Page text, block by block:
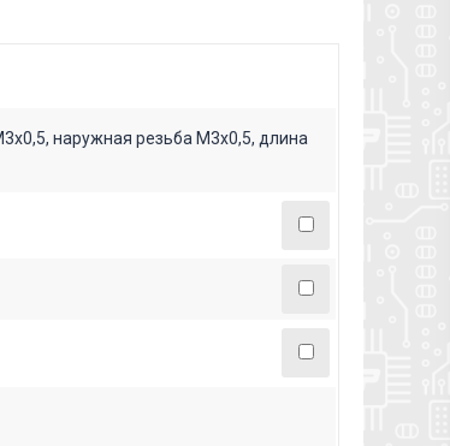
наружная резьба М3х0,5, длина